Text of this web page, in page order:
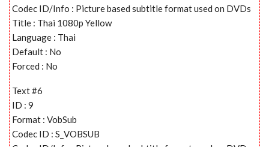
Codec ID/Info : Picture based subtitle format used on DVDs
Title : Thai 1080p Yellow
Language : Thai
Default : No
Forced : No
Text #6
ID : 9
Format : VobSub
Codec ID : S_VOBSUB